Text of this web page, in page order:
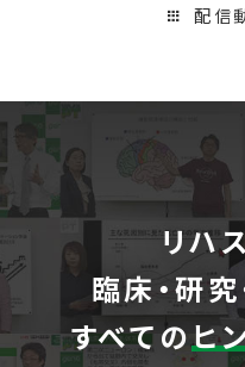
配信
リハ
臨床・研
すべてのヒ